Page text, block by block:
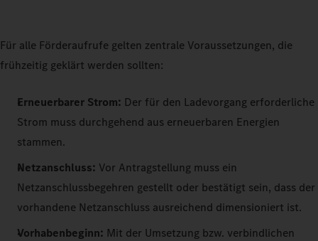
Für alle Förderaufrufe gelten zentrale Voraussetzungen, die
frühzeitig geklärt werden sollten:
Erneuerbarer Strom: Der für den Ladevorgang erforderliche
Strom muss durchgehend aus erneuerbaren Energien
stammen.
Netzanschluss: Vor Antragstellung muss ein
Netzanschlussbegehren gestellt oder bestätigt sein, dass der
vorhandene Netzanschluss ausreichend dimensioniert ist.
Vorhabenbeginn: Mit der Umsetzung bzw. verbindlichen